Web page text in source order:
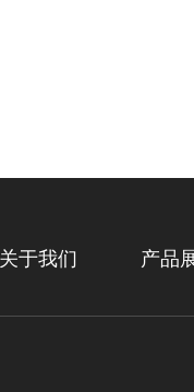
关于我们 产品